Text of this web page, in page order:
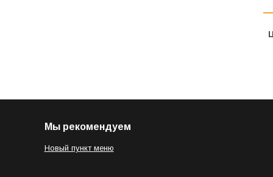
Мы рекомендуем
Новый пункт меню